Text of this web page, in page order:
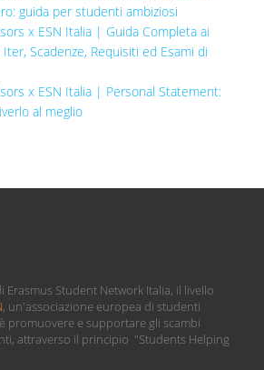
Italia - Newsletter
Italia - Newsletter
guida per studenti ambiziosi
x ESN Italia | Guida Completa ai
Iter, Scadenze, Requisiti ed Esami di